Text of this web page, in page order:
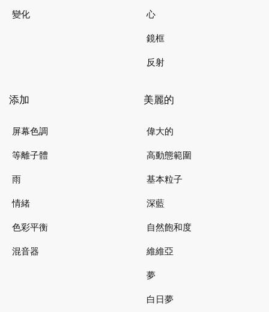
變化 心
鏡框
反射
添加
屏幕色調
等離子體
雨
情緒
色彩平衡
混音器
美麗的
偉大的
高動態範圍
基本粒子
深藍
自然飽和度
維維亞
夢
白日夢